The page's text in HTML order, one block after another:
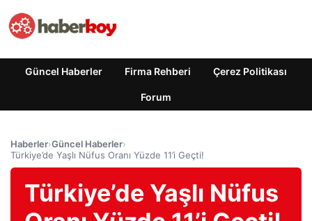
Güncel Haberler Firma Rehberi Çerez Politikası
Forum
Haberler›Güncel Haberler›
Türkiye’de Yaşlı Nüfus Oranı Yüzde 11’i Geçti!
Türkiye’de Yaşlı Nüfus